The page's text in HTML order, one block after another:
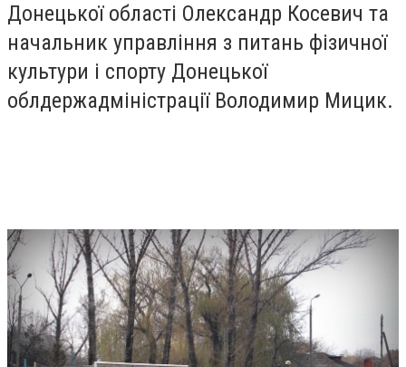
Донецької області Олександр Косевич та
начальник управління з питань фізичної
культури і спорту Донецької
облдержадміністрації Володимир Мицик.